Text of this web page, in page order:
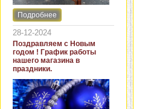
Интернет-магазин "Кровать
и диван" представляет
новинки стульев и кресел
для дачи. В ассортименте
представлены как
бюджетные модели из
пластика для дачи, так и
кресла для загородных
домов из натурального и
искусственного ротанга.
Подробнее
28-12-2024
Поздравляем с Новым
годом ! График работы
нашего магазина в
праздники.